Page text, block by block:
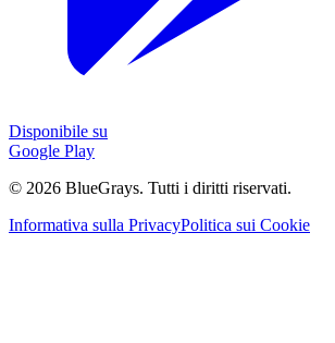
Disponibile su
Google Play
© 2026 BlueGrays. Tutti i diritti riservati.
Informativa sulla PrivacyPolitica sui Cookie